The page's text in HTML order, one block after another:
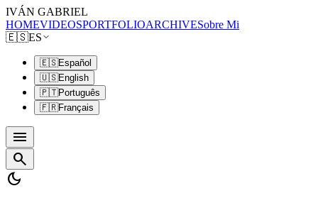
IVÁN GABRIEL
HOMEVIDEOSPORTFOLIOARCHIVESobre Mi
🇪🇸ES
🇪🇸Español
🇺🇸English
🇵🇹Português
🇫🇷Français
menu
search
dark_mode